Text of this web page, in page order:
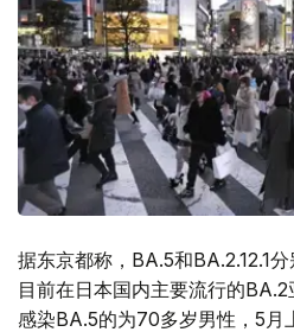
据东京都称，BA.5和BA.2.12.1
目前在日本国内主要流行的BA.2
感染BA.5的为70多岁男性，5月